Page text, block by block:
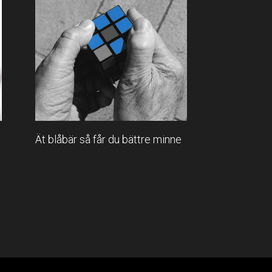
Ät blåbär så får du bättre minne